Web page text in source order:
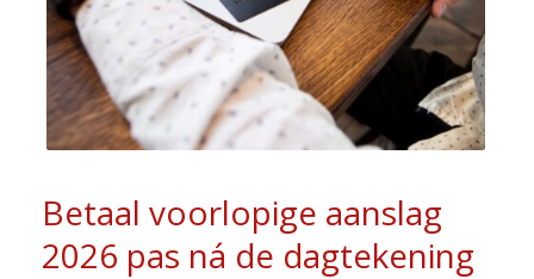
Betaal voorlopige aanslag
2026 pas ná de dagtekening